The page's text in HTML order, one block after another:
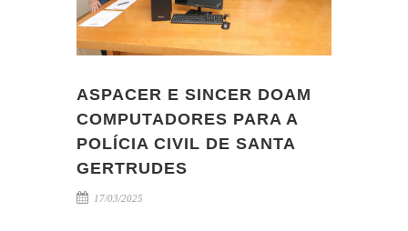
ASPACER E SINCER DOAM
COMPUTADORES PARA A
POLÍCIA CIVIL DE SANTA
GERTRUDES
17/03/2025